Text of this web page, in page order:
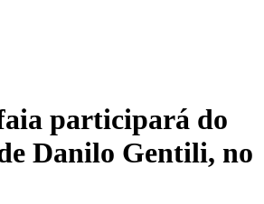
participará do
Danilo Gentili, no